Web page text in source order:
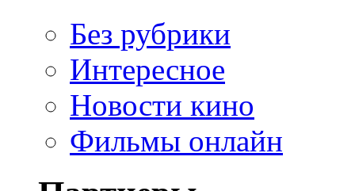
Без рубрики
Интересное
Новости кино
Фильмы онлайн